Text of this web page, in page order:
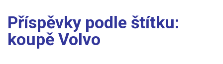
Příspěvky podle štítku:
koupě Volvo